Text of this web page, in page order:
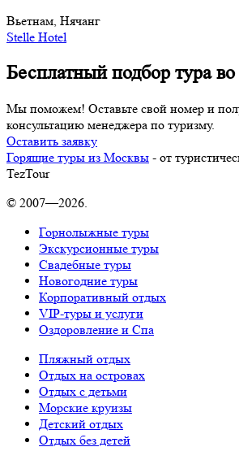
Вьетнам, Нячанг
Stelle Hotel
Бесплатный подбор тура
Мы поможем! Оставьте свой номер и
консультацию менеджера по туризму.
Оставить заявку
Горящие туры из Москвы - от
TezTour
© 2007—2026.
Горнолыжные туры
Экскурсионные туры
Свадебные туры
Новогодние туры
Корпоративный отдых
VIP-туры и услуги
Оздоровление и Спа
Пляжный отдых
Отдых на островах
Отдых с детьми
Морские круизы
Детский отдых
Отдых без детей